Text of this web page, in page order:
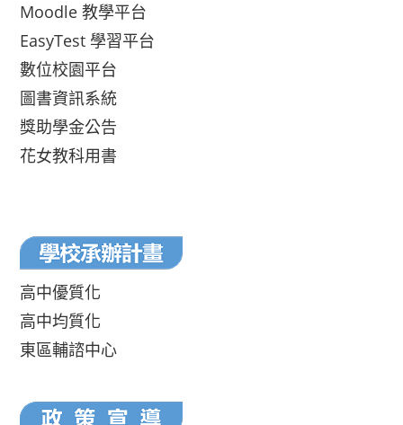
Moodle 教學平台
EasyTest 學習平台
數位校園平台
圖書資訊系統
獎助學金公告
花女教科用書
高中優質化
高中均質化
東區輔諮中心